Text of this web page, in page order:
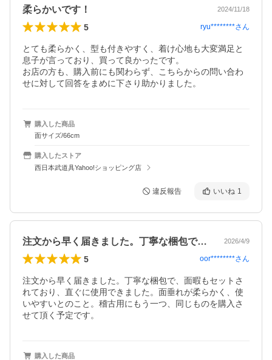
柔らかいです！ 2024/11/18
5 ryu********さん
とても柔らかく、型も付きやすく、着け心地も大変満足と
息子が言っており、買って良かったです。
お店の方も、購入前にも関わらず、こちらからの問い合わ
せに対して回答をまめに下さり助かりました。
購入した商品
面サイズ/66cm
購入したストア
西日本武道具Yahoo!ショッピング店
違反報告 いいね 1
注文から早く届きました。丁寧な梱包で、… 2026/4/9
5 oor********さん
注文から早く届きました。丁寧な梱包で、面暇もセットさ
れており、直ぐに使用できました。面垂れが柔らかく、使
いやすいとのこと。稽古用にもう一つ、同じものを購入さ
せて頂く予定です。
購入した商品